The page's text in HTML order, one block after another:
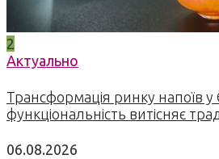
2
Актуально
Трансформація ринку напоїв у
функціональність витісняє
06.08.2026